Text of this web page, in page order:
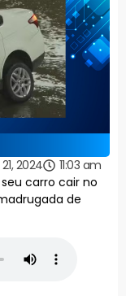
2024
11:03 am
carro cair no
de